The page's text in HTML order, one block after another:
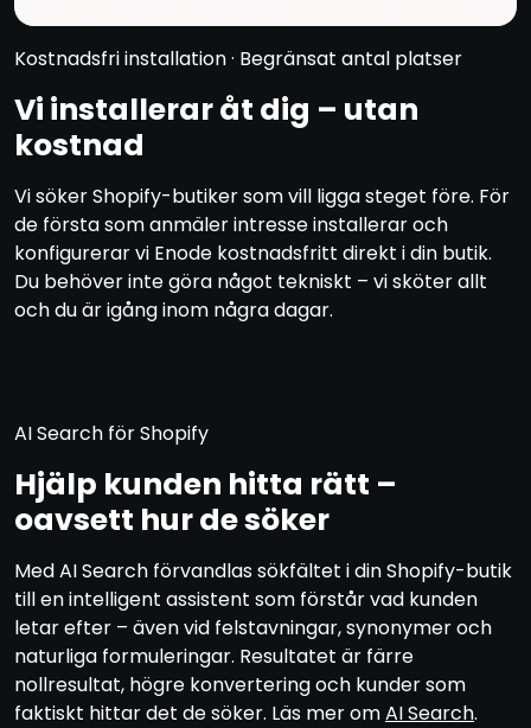
Kostnadsfri installation · Begränsat antal platser
Vi installerar åt dig – utan
kostnad
Vi söker Shopify-butiker som vill ligga steget före. För
de första som anmäler intresse installerar och
konfigurerar vi Enode kostnadsfritt direkt i din butik.
Du behöver inte göra något tekniskt – vi sköter allt
och du är igång inom några dagar.
AI Search för Shopify
Hjälp kunden hitta rätt –
oavsett hur de söker
Med AI Search förvandlas sökfältet i din Shopify-butik
till en intelligent assistent som förstår vad kunden
letar efter – även vid felstavningar, synonymer och
naturliga formuleringar. Resultatet är färre
nollresultat, högre konvertering och kunder som
faktiskt hittar det de söker. Läs mer omAI Search.